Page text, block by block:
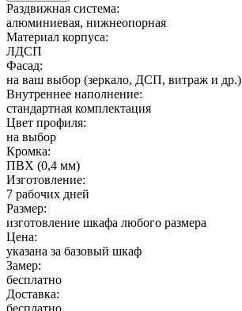
Раздвижная система:
алюминиевая, нижнеопорная
Материал корпуса:
ЛДСП
Фасад:
на ваш выбор (зеркало, ДСП, витраж и др.)
Внутреннее наполнение:
стандартная комплектация
Цвет профиля:
на выбор
Кромка:
ПВХ (0,4 мм)
Изготовление:
7 рабочих дней
Размер:
изготовление шкафа любого размера
Цена:
указана за базовый шкаф
Замер:
бесплатно
Доставка:
бесплатно